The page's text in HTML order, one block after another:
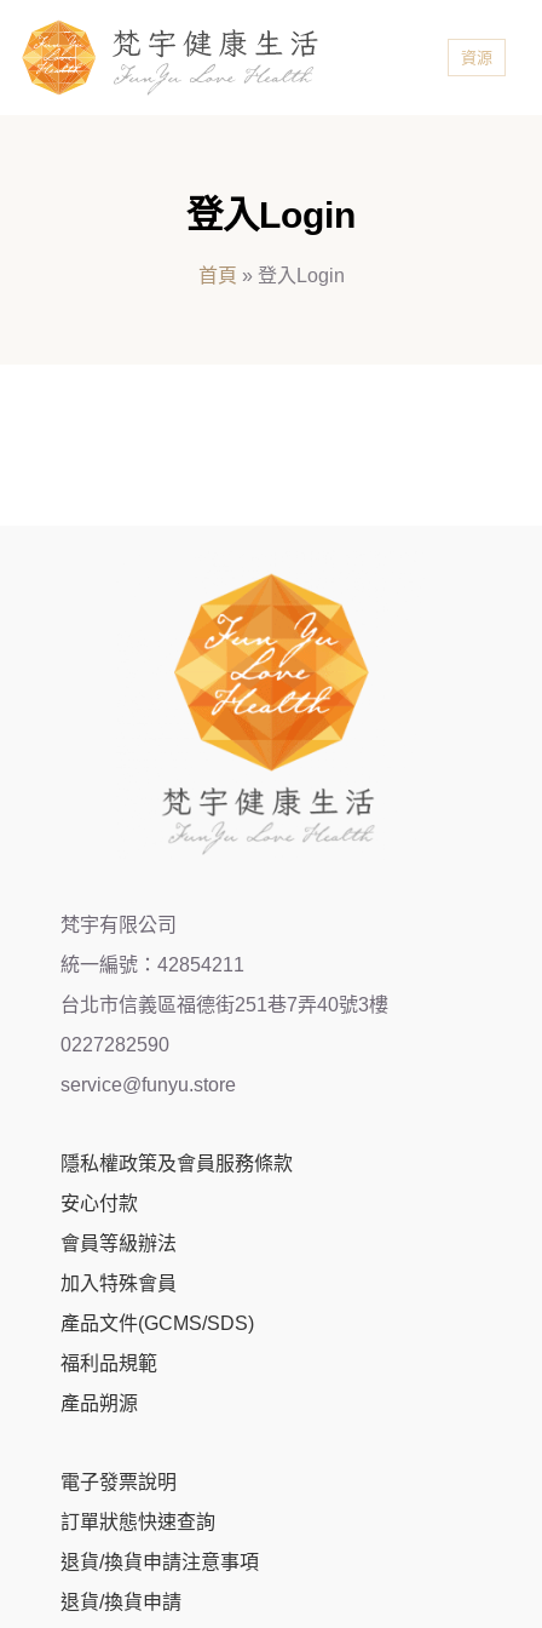
資源
登入Login
首頁 » 登入Login
梵宇有限公司
統一編號：42854211
台北市信義區福德街251巷7弄40號3樓
0227282590
service@funyu.store
隱私權政策及會員服務條款
安心付款
會員等級辦法
加入特殊會員
產品文件(GCMS/SDS)
福利品規範
產品朔源
電子發票說明
訂單狀態快速查詢
退貨/換貨申請注意事項
退貨/換貨申請